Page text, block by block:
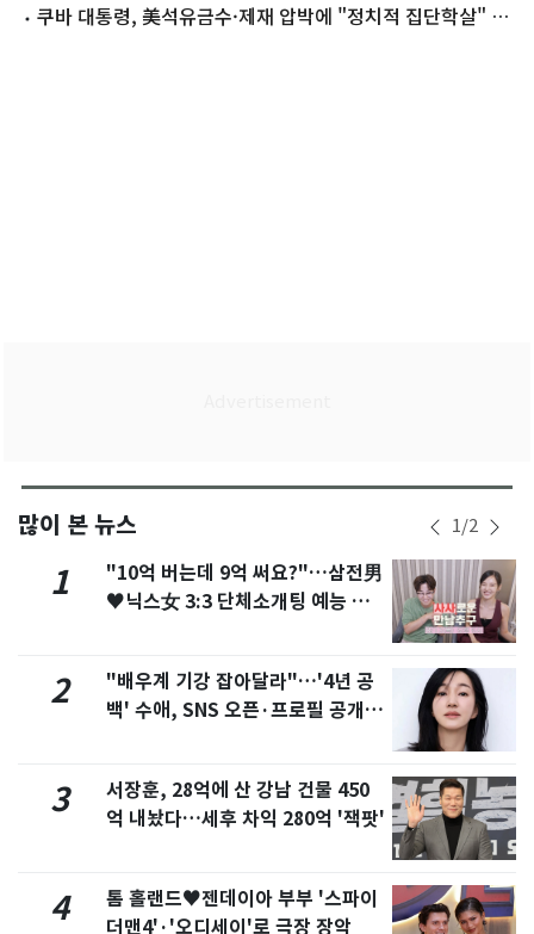
쿠바 대통령, 美석유금수·제재 압박에 "정치적 집단학살" 비
많이 본 뉴스 1/2
1
"10억 버는데 9억 써요?"…삼전男
♥닉스女 3:3 단체소개팅 예능 화
2
"배우계 기강 잡아달라"…'4년 공
백' 수애, SNS 오픈·프로필 공개
3
서장훈, 28억에 산 강남 건물 450
억 내놨다…세후 차익 280억 '잭팟'
4
톰 홀랜드♥젠데이아 부부 '스파이
더맨4'·'오디세이'로 극장 장악